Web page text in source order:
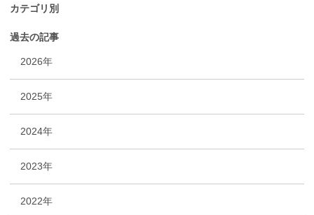
カテゴリ別
過去の記事
2026年
2025年
2024年
2023年
2022年